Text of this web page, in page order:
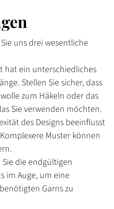
uns drei wesentliche
hat ein unterschiedliches
Stellen Sie sicher, dass
zum Häkeln oder das
Sie verwenden möchten.
des Designs beeinflusst
Muster können
die endgültigen
im Auge, um eine
Garns zu